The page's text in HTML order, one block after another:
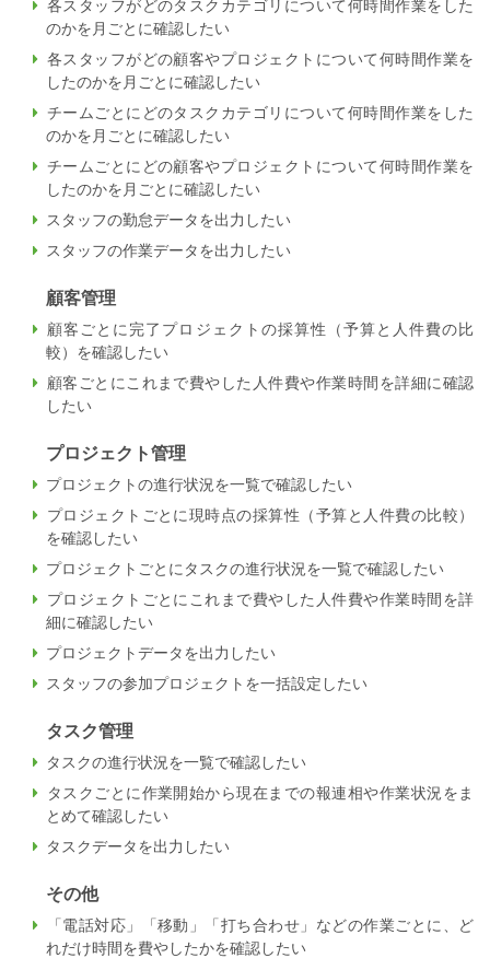
各スタッフがどのタスクカテゴリについて何時間作業をした
のかを月ごとに確認したい
各スタッフがどの顧客やプロジェクトについて何時間作業を
したのかを月ごとに確認したい
チームごとにどのタスクカテゴリについて何時間作業をした
のかを月ごとに確認したい
チームごとにどの顧客やプロジェクトについて何時間作業を
したのかを月ごとに確認したい
スタッフの勤怠データを出力したい
スタッフの作業データを出力したい
顧客管理
顧客ごとに完了プロジェクトの採算性（予算と人件費の比
較）を確認したい
顧客ごとにこれまで費やした人件費や作業時間を詳細に確認
したい
プロジェクト管理
プロジェクトの進行状況を一覧で確認したい
プロジェクトごとに現時点の採算性（予算と人件費の比較）
を確認したい
プロジェクトごとにタスクの進行状況を一覧で確認したい
プロジェクトごとにこれまで費やした人件費や作業時間を詳
細に確認したい
プロジェクトデータを出力したい
スタッフの参加プロジェクトを一括設定したい
タスク管理
タスクの進行状況を一覧で確認したい
タスクごとに作業開始から現在までの報連相や作業状況をま
とめて確認したい
タスクデータを出力したい
その他
「電話対応」「移動」「打ち合わせ」などの作業ごとに、ど
れだけ時間を費やしたかを確認したい